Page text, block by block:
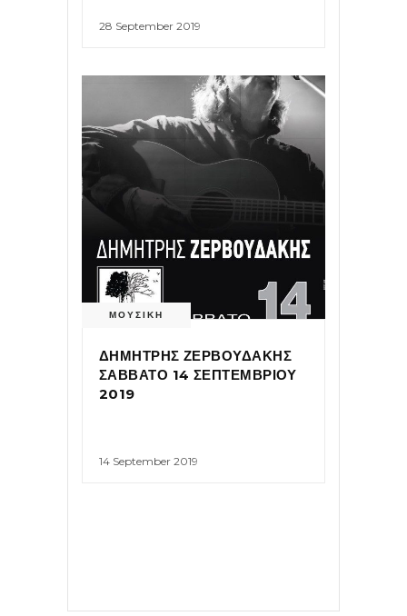
28 September 2019
ΜΟΥΣΙΚΗ
ΔΗΜΗΤΡΗΣ ΖΕΡΒΟΥΔΑΚΗΣ
ΣΑΒΒΑΤΟ 14 ΣΕΠΤΕΜΒΡΙΟΥ
2019
14 September 2019